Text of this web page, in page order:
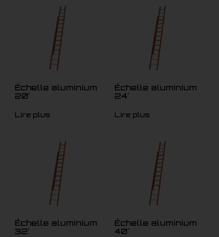
Échelle aluminium
20′
Lire plus
Échelle aluminium
24′
Lire plus
Échelle aluminium
32′
Échelle aluminium
40′